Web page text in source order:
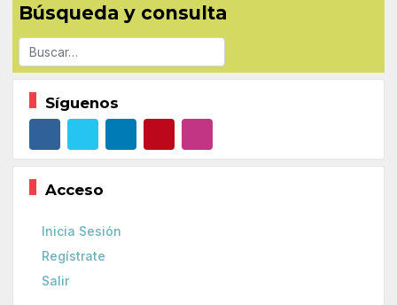
Búsqueda y consulta
Buscar
Síguenos
Acceso
Inicia Sesión
Regístrate
Salir